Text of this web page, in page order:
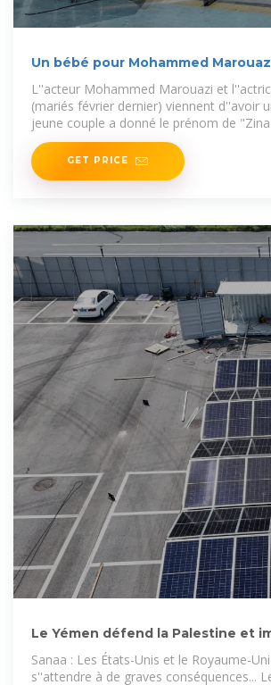
Un bébé pour Mohammed
L''acteur Mohammed Marouazi et
(mariés février dernier) viennent d''avoir
jeune couple a donné le prénom de
GET PRICE
Le Yémen défend la Palestine et
stature régionale
Sanaa : Les États-Unis et le Royaume-
s''attendre à de graves conséquences...